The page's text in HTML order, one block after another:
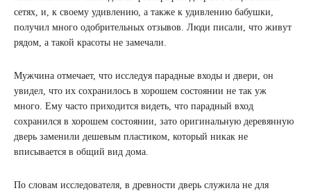
сетях, и, к своему удивлению, а также к удивлению бабушки,
получил много одобрительных отзывов. Люди писали, что живут
рядом, а такой красоты не замечали.
Мужчина отмечает, что исследуя парадные входы и двери, он
увидел, что их сохранилось в хорошем состоянии не так уж
много. Ему часто приходится видеть, что парадный вход
сохранился в хорошем состоянии, зато оригинальную деревянную
дверь заменили дешевым пластиком, который никак не
вписывается в общий вид дома.
По словам исследователя, в древности дверь служила не для